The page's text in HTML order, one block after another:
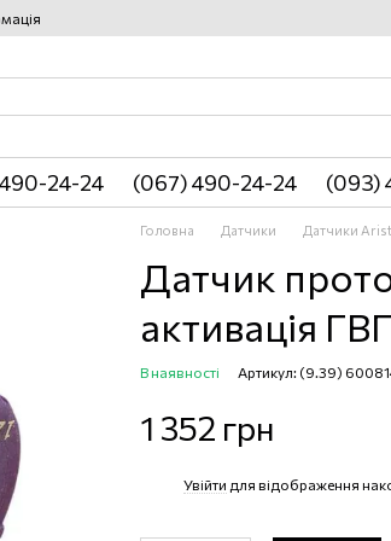
24-24 (067) 490-24-24 (093)
Головна Датчики Датчики
Датчик
активація
В наявності Артикул: (9.39)
1 352 грн
Увійти для відображення